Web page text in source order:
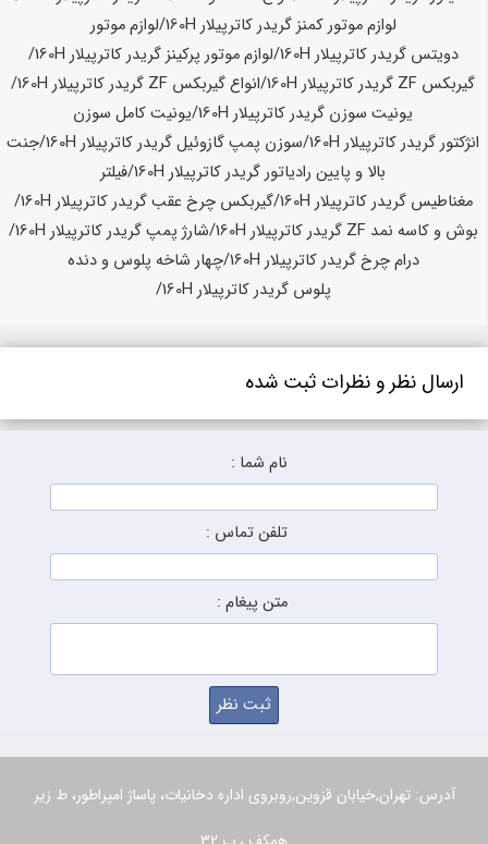
ارسال نظر و نظرات ثبت شده
نام شما :
تلفن تماس :
متن پیغام :
آدرس: تهران,خیابان قزوین,روبروی اداره دخانیات، پاساژ امپراطور، ط زیر